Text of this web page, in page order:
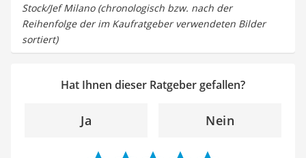
Stock/Jef Milano (chronologisch bzw. nach der
Reihenfolge der im Kaufratgeber verwendeten Bilder
sortiert)
Hat Ihnen dieser Ratgeber gefallen?
Ja Nein